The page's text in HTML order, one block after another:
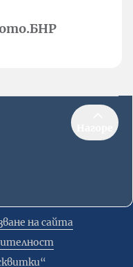
на сайта